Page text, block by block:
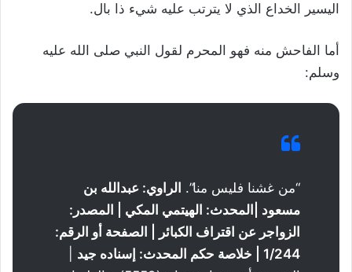
اليسير الخداع الذي لا يترتب عليه شيء ذا بال.
أما الفاحش منه فهو المحرم لقول النبي صلى الله عليه
وسلم:
“من غشنا فليس منا”. الراوي: عبدالله بن
مسعود |المحدث: الهيتمي المكي | المصدر:
الزواجر عن اقتراف الكبائر | الصفحة أو الرقم:
1/244 | خلاصة حكم المحدث: إسناده جيد